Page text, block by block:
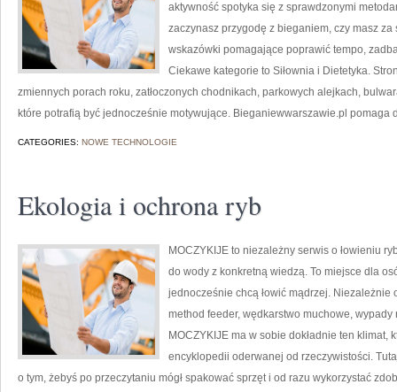
aktywność spotyka się z sprawdzonymi
zaczynasz przygodę z bieganiem, czy masz
wskazówki pomagające poprawić tempo,
Ciekawe kategorie to Siłownia i Dietetyka.
zmiennych porach roku, zatłoczonych chodnikach, parkowych alejkach,
które potrafią być jednocześnie motywujące. Bieganiewwarszawie.pl pomaga
CATEGORIES: NOWE TECHNOLOGIE
Ekologia i ochrona ryb
MOCZYKIJE to niezależny serwis o łowieniu
do wody z konkretną wiedzą. To miejsce dla
jednocześnie chcą łowić mądrzej. Niezależnie
method feeder, wędkarstwo muchowe,
MOCZYKIJE ma w sobie dokładnie ten klimat,
encyklopedii oderwanej od rzeczywistości.
o tym, żebyś po przeczytaniu mógł spakować sprzęt i od razu wykorzystać